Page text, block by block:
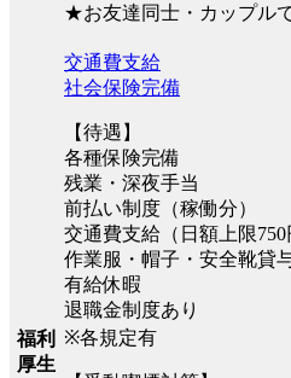
★お友達同士・カップル
福利
厚生
交通費支給
社会保険完備
【待遇】
各種保険完備
残業・深夜手当
前払い制度（稼働分）
交通費支給（日額上限750
作業服・帽子・安全靴貸
有給休暇
退職金制度あり
※各規定有